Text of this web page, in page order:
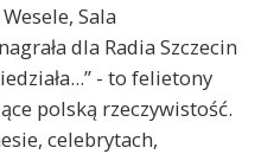
Sala
dla Radia Szczecin
- to felietony
polską rzeczywistość.
celebrytach,